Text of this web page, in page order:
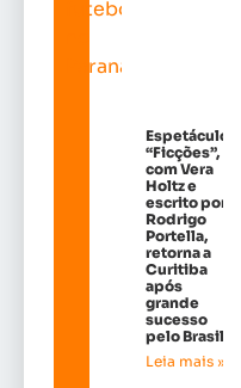
Espetáculo
“Ficções”,
com Vera
Holtz e
escrito por
Rodrigo
Portella,
retorna a
Curitiba
após
grande
sucesso
pelo Brasil
Leia mais »